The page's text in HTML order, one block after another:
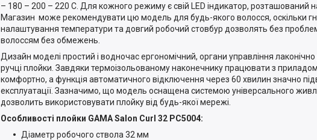
– 180 – 200 – 220 C. Для кожного режиму є свій LED індикатор, розташований
Магазин може рекомендувати цю модель для будь-якого волосся, оскільки
налаштування температури та довгий робочий стовбур дозволять без
волоссям без обмежень.
Дизайн моделі простий і водночас ергономічний, органи управління
ручці плойки. Завдяки термоізольованому наконечнику працювати з
комфортно, а функція автоматичного відключення через 60 хвилин значно
експлуатації. Зазначимо, що модель оснащена системою універсального
дозволить використовувати плойку від будь-якої мережі.
Особливості плойки GAMA Salon Curl 32 PC5004:
Діаметр робочого ствола 32 мм